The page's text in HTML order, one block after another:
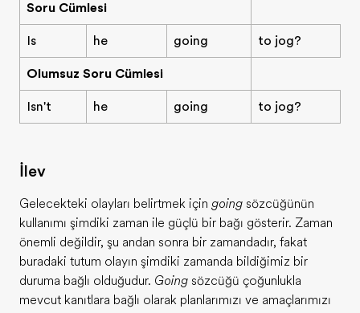
Soru Cümlesi
Is he going to jog?
Olumsuz Soru Cümlesi
Isn't he going to jog?
İşlev
Gelecekteki olayları belirtmek için going sözcüğünün
kullanımı şimdiki zaman ile güçlü bir bağı gösterir. Zaman
önemli değildir, şu andan sonra bir zamandadır, fakat
buradaki tutum olayın şimdiki zamanda bildiğimiz bir
duruma bağlı olduğudur. Going sözcüğü çoğunlukla
mevcut kanıtlara bağlı olarak planlarımızı ve amaçlarımızı